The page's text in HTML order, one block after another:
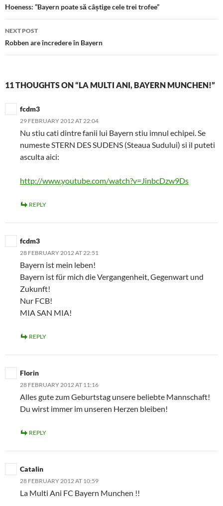
navigation
Hoeness: “Bayern poate să câștige cele trei trofee”
NEXT POST
Robben are încredere în Bayern
11 THOUGHTS ON “LA MULTI ANI, BAYERN MUNCHEN!”
fcdm3
29 FEBRUARY 2012 AT 22:04
Nu stiu cati dintre fanii lui Bayern stiu imnul echipei. Se
numeste STERN DES SUDENS (Steaua Sudului) si il puteti
asculta aici:
http://www.youtube.com/watch?v=JinbcDzw9Ds
REPLY
fcdm3
28 FEBRUARY 2012 AT 22:51
Bayern ist mein leben!
Bayern ist für mich die Vergangenheit, Gegenwart und
Zukunft!
Nur FCB!
MIA SAN MIA!
REPLY
Florin
28 FEBRUARY 2012 AT 11:16
Alles gute zum Geburtstag unsere beliebte Mannschaft!
Du wirst immer im unseren Herzen bleiben!
REPLY
Catalin
28 FEBRUARY 2012 AT 10:59
La Multi Ani FC Bayern Munchen !!